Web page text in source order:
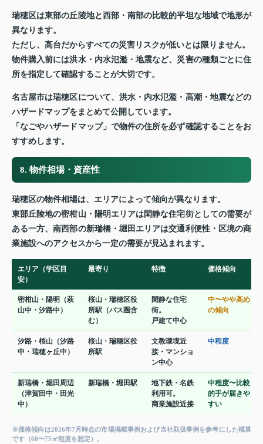
瑞穂区は東部の丘陵地と西部・南部の比較的平坦な地域で地形が
異なります。
ただし、高台だからすべての災害リスクが低いとは限りません。
物件購入前には洪水・内水氾濫・地震など、災害の種類ごとに住
所を指定して確認することが大切です。
名古屋市は瑞穂区について、洪水・内水氾濫・高潮・地震などの
ハザードマップをまとめて公開しています。
「なごやハザードマップ」で物件の住所を必ず確認することをお
すすめします。
8. 物件相場・資産性
瑞穂区の物件相場は、エリアによって傾向が異なります。
東部丘陵地の密柑山・陽明エリアは閑静な住宅街としての需要が
ある一方、南西部の新瑞橋・堀田エリアは交通利便性・区境の商
業施設へのアクセスから一定の需要が見込まれます。
エリア（学区目
安）
最寄り 特徴 価格傾向
密柑山・陽明（萩
山中・汐路中）
桜山・瑞穂区役
所駅（バス圏含
む）
閑静な住宅
街。
戸建て中心
中〜やや高め
の傾向
汐路・桜山（汐路
中・瑞穂ヶ丘中）
桜山・瑞穂区役
所駅
文教環境近
接・マンショ
ン中心
中程度
新瑞橋・堀田周辺
（津賀田中・田光
中）
新瑞橋・堀田駅
地下鉄・名鉄
利用可。
商業施設近接
中程度〜比較
的手が届きや
すい
※価格傾向は2026年7月時点の市場掲載事例および当社取扱事例を参考にした概算
です（60〜75㎡程度を想定）。